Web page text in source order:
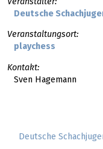
Deutsche
Veranstalter:
Deutsche
Veranstaltungsort:
playchess
Kontakt:
Sven Hagemann